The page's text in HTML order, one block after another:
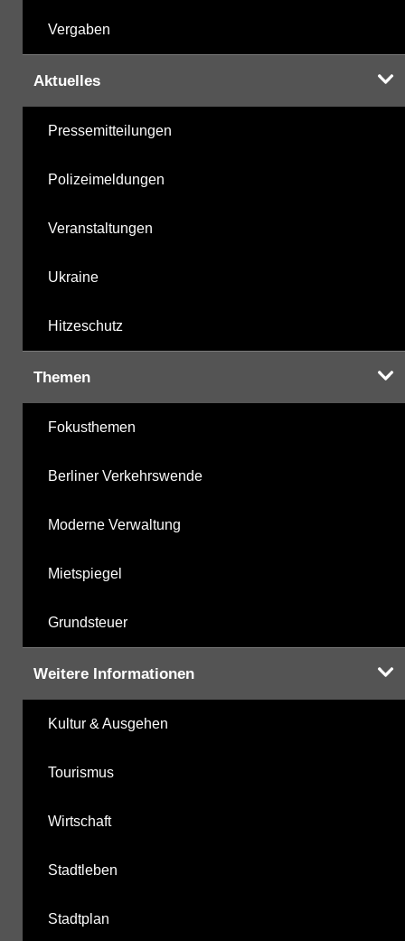
Vergaben
Aktuelles
Pressemitteilungen
Polizeimeldungen
Veranstaltungen
Ukraine
Hitzeschutz
Themen
Fokusthemen
Berliner Verkehrswende
Moderne Verwaltung
Mietspiegel
Grundsteuer
Weitere Informationen
Kultur & Ausgehen
Tourismus
Wirtschaft
Stadtleben
Stadtplan